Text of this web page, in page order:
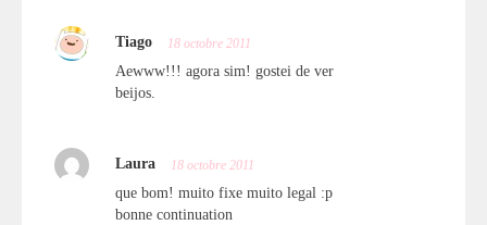
Tiago 18 octobre 2011
Aewww!!! agora sim! gostei de ver
beijos.
Laura 18 octobre 2011
que bom! muito fixe muito legal :p
bonne continuation